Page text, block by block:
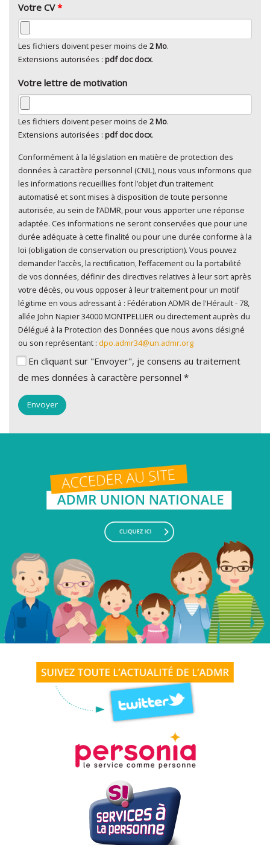
Votre CV*
Les fichiers doivent peser moins de 2 Mo.
Extensions autorisées : pdf doc docx.
Votre lettre de motivation
Les fichiers doivent peser moins de 2 Mo.
Extensions autorisées : pdf doc docx.
En cliquant sur "Envoyer", je consens au traitement de
mes données à caractère personnel*
Conformément à la législation en matière de protection des
données à caractère personnel (CNIL), nous vous informons que
les informations recueillies font l’objet d’un traitement
automatisé et sont mises à disposition de toute personne
autorisée, au sein de l’ADMR, pour vous apporter une réponse
adaptée. Ces informations ne seront conservées que pour une
durée adéquate à cette finalité ou pour une durée conforme à la
loi (obligation de conservation ou prescription). Vous pouvez
demander l’accès, la rectification, l’effacement ou la portabilité
de vos données, définir des directives relatives à leur sort après
votre décès, ou vous opposer à leur traitement pour un motif
légitime en vous adressant à : Fédération ADMR de l'Hérault - 78,
allée John Napier 34000 MONTPELLIER ou directement auprès du
Délégué à la Protection des Données que nous avons désigné
ou son représentant : dpo.admr34@un.admr.org
En cliquant sur "Envoyer", je consens au traitement
de mes données à caractère personnel *